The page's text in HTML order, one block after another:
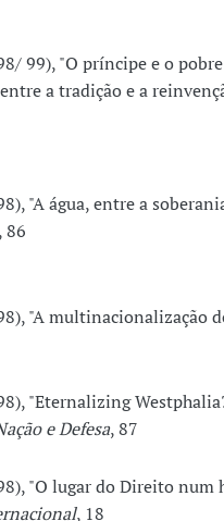
99), "O príncipe e o
a tradição e a
"A água, entre a
86
"A multinacionalização
"Eternalizing
e Defesa, 87
"O lugar do Direito
, 18